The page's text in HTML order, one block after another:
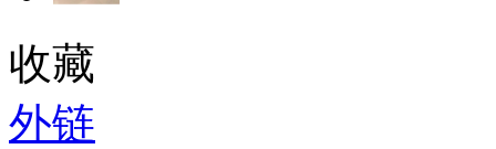
收藏
外链